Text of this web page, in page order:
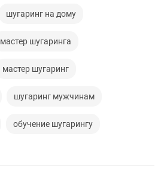
шугаринг на дому
мастер шугаринга
мастер шугаринг
шугаринг мужчинам
обучение шугарингу